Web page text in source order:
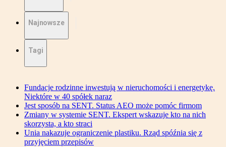
Najnowsze
Tagi
Fundacje rodzinne inwestują w nieruchomości i energetykę.
Niektóre w 40 spółek naraz
Jest sposób na SENT. Status AEO może pomóc firmom
Zmiany w systemie SENT. Ekspert wskazuje kto na nich
skorzysta, a kto straci
Unia nakazuje ograniczenie plastiku. Rząd spóźnia się z
przyjęciem przepisów